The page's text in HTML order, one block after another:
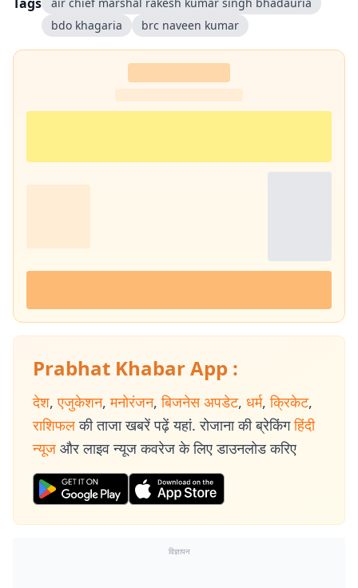
bdo khagaria
brc naveen kumar
Prabhat Khabar App :
देश, एजुकेशन, मनोरंजन, बिजनेस अपडेट, धर्म, क्रिकेट,
राशिफल की ताजा खबरें पढ़ें यहां. रोजाना की ब्रेकिंग हिंदी
न्यूज और लाइव न्यूज कवरेज के लिए डाउनलोड करिए
विज्ञापन